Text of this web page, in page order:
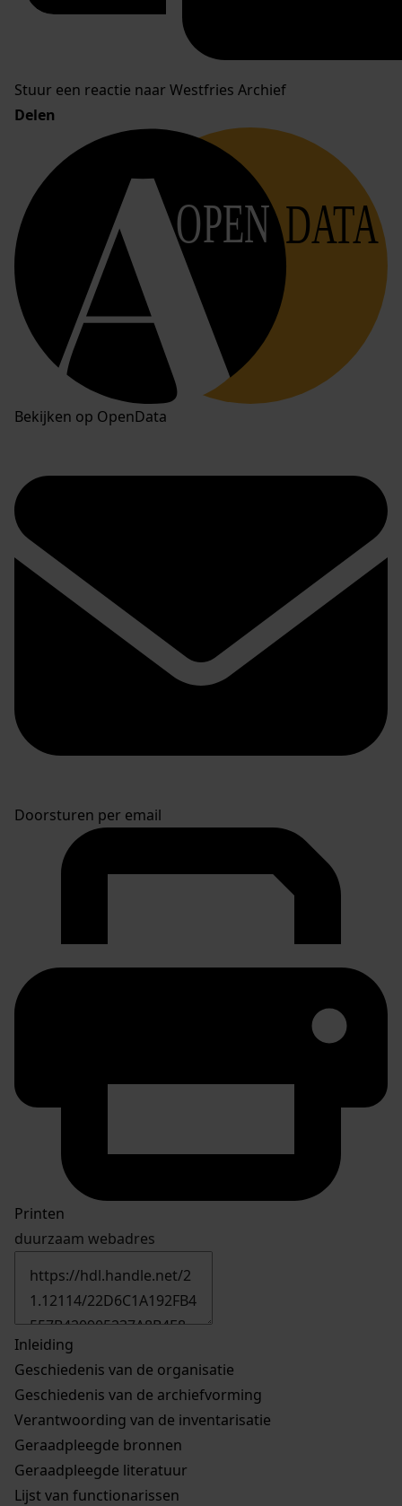
Stuur een reactie naar Westfries Archief
Delen
OPEN DATA
Bekijken op OpenData
Doorsturen per email
Printen
duurzaam webadres
Inleiding
Geschiedenis van de organisatie
Geschiedenis van de archiefvorming
Verantwoording van de inventarisatie
Geraadpleegde bronnen
Geraadpleegde literatuur
Lijst van functionarissen